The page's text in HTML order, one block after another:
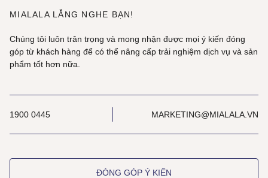
MIALALA LẮNG NGHE BẠN!
Chúng tôi luôn trân trọng và mong nhận được mọi ý kiến đóng
góp từ khách hàng để có thể nâng cấp trải nghiệm dịch vụ và sản
phẩm tốt hơn nữa.
1900 0445 MARKETING@MIALALA.VN
ĐÓNG GÓP Ý KIẾN